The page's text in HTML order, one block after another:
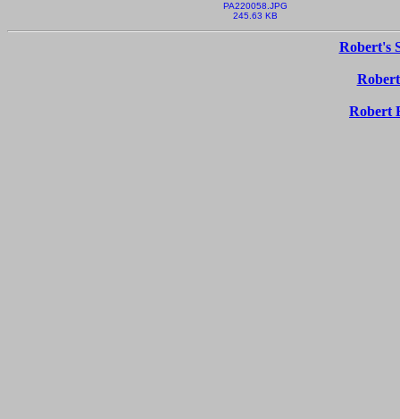
PA220058.JPG
245.63 KB
Robert's
Robert